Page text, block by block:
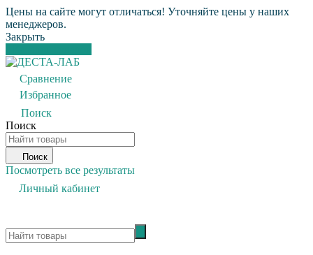
Цены на сайте могут отличаться! Уточняйте цены у наших
менеджеров.
Закрыть
Сравнение
Избранное
Поиск
Поиск
Поиск
Посмотреть все результаты
Личный кабинет